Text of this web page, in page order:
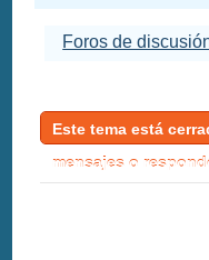
Foros de
Este tema está
mensajes o